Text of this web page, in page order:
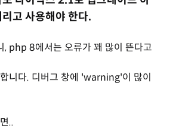
고 사용해야 한다.
, php 8에서는 오류가 꽤 많이 뜬다고
니다. 디버그 창에 'warning'이 많이
..